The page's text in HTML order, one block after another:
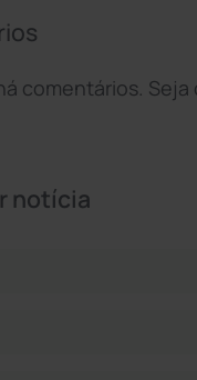
comentários. Seja
notícia